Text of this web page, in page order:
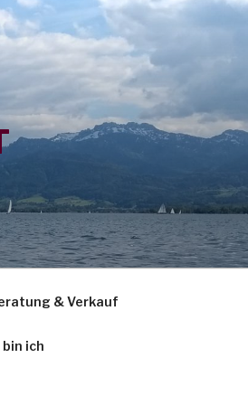
& Verkauf
bin ich